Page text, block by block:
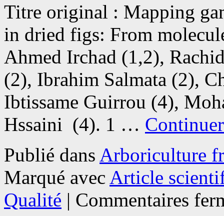
Titre original : Mapping
in dried figs: From
Ahmed Irchad (1,2),
(2), Ibrahim Salmata (2),
Ibtissame Guirrou (4),
Hssaini (4). 1 …
Publié dans Arboriculture
Marqué avec Article
Qualité | Commentaires